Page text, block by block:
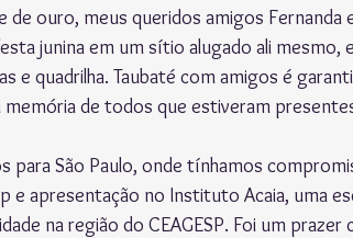
de ouro, meus queridos amigos
junina em um sítio alugado ali mesmo,
e quadrilha. Taubaté com amigos é
memória de todos que estiveram
para São Paulo, onde tínhamos
e apresentação no Instituto Acaia, uma
na região do CEAGESP. Foi um